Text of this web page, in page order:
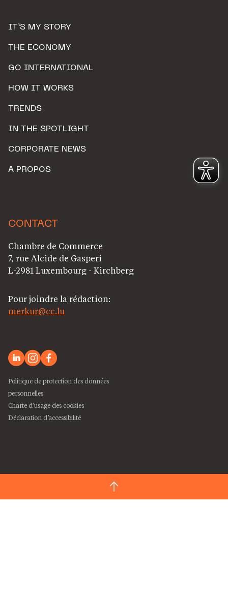
IT’S MY STORY
THE ECONOMY
GO INTERNATIONAL
HOW IT WORKS
TRENDS
IN THE SPOTLIGHT
CORPORATE NEWS
A PROPOS
CONTACT
Chambre de Commerce
7, rue Alcide de Gasperi
L-2981 Luxembourg - Kirchberg
Pour joindre la rédaction:
merkur@cc.lu
Politique de protection des données
personnelles
Charte d’usage des cookies
Déclaration d’accessibilité